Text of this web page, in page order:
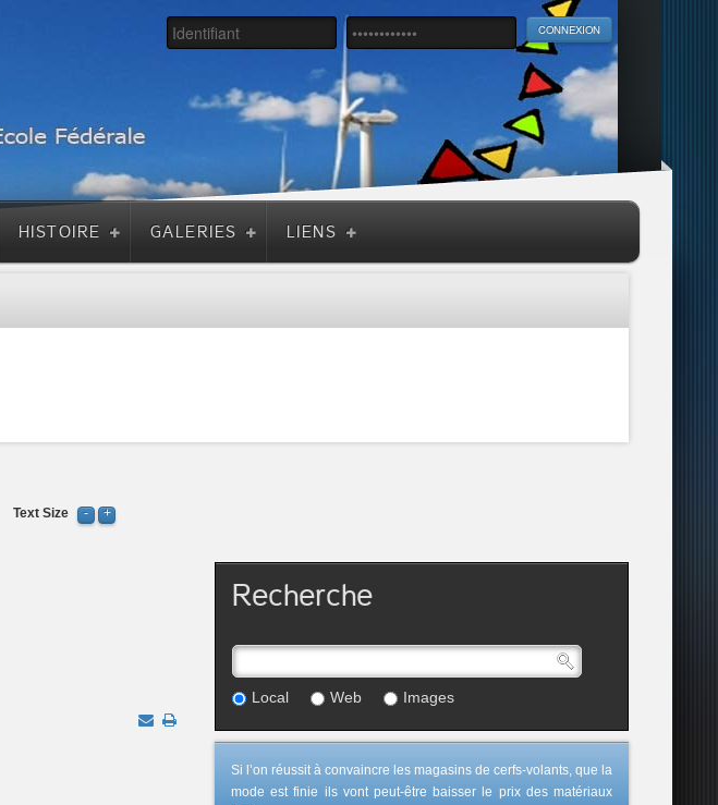
HISTOIRE GALERIES LIENS
Text Size
Recherche
Local Web Images
Si l’on réussit à convaincre les magasins de cerfs-volants, que la
mode est finie ils vont peut-être baisser le prix des matériaux